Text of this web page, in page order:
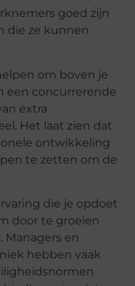
goed zijn
die ze kunnen
om boven je
een concurrerende
extra
Het laat zien dat
ontwikkeling
te zetten om de
die je opdoet
door te groeien
Managers en
hebben vaak